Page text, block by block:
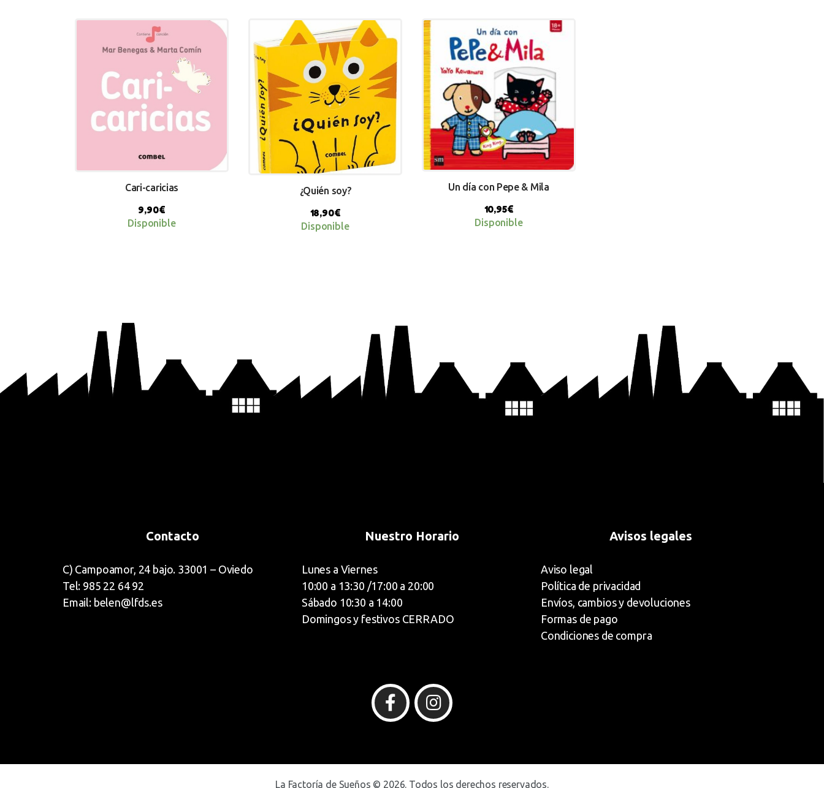
Cari-caricias
9,90€
Disponible
¿Quién soy?
18,90€
Disponible
Un día con Pepe & Mila
10,95€
Disponible
Contacto
C) Campoamor, 24 bajo. 33001 – Oviedo
Tel: 985 22 64 92
Email: belen@lfds.es
Nuestro Horario
Lunes a Viernes
10:00 a 13:30 /17:00 a 20:00
Sábado 10:30 a 14:00
Domingos y festivos CERRADO
Avisos legales
Aviso legal
Política de privacidad
Envíos, cambios y devoluciones
Formas de pago
Condiciones de compra
La Factoría de Sueños © 2026. Todos los derechos reservados.